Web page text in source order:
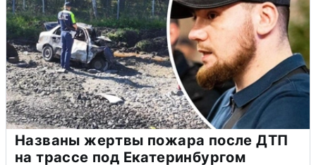
Названы жертвы пожара после ДТП
на трассе под Екатеринбургом